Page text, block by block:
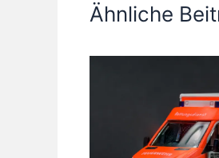
Ähnliche